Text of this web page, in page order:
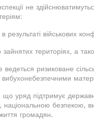
не
військових
територіях, а
ризиковане
уряд підтримує
безпекою,
громадян.